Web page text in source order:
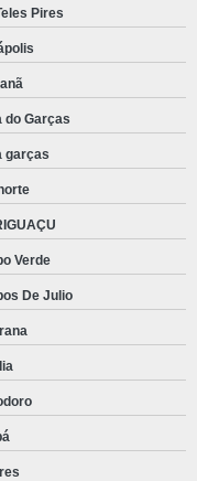
Pires
do Garças
garças
Verde
De Julio